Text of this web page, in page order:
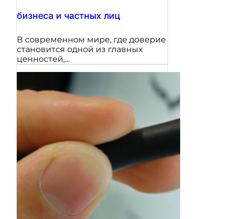
бизнеса и частных лиц
В современном мире, где доверие
становится одной из главных
ценностей,…